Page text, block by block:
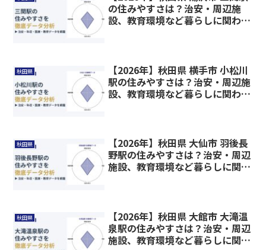
の住みやすさは？治安・周辺施
設、教育環境など暮らしに関わる
秋田県
【2026年】秋田県 横手市 小松川
駅の住みやすさは？治安・周辺施
設、教育環境など暮らしに関わる
秋田県
【2026年】秋田県 大仙市 羽後長
野駅の住みやすさは？治安・周辺
施設、教育環境など暮らしに関わ
秋田県
【2026年】秋田県 大館市 大滝温
泉駅の住みやすさは？治安・周辺
施設、教育環境など暮らしに関わ